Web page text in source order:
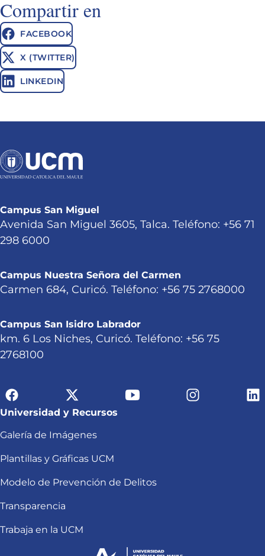
Compartir en
FACEBOOK
X (TWITTER)
LINKEDIN
Campus San Miguel
Avenida San Miguel 3605, Talca. Teléfono: +56 71
298 6000
Campus Nuestra Señora del Carmen
Carmen 684, Curicó. Teléfono: +56 75 2768000
Campus San Isidro Labrador
km. 6 Los Niches, Curicó. Teléfono: +56 75
2768100
Universidad y Recursos
Galería de Imágenes
Plantillas y Gráficas UCM
Modelo de Prevención de Delitos
Transparencia
Trabaja en la UCM